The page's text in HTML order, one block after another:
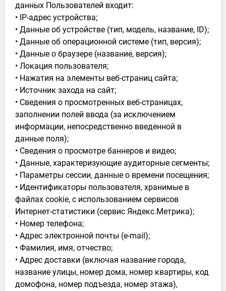
данных Пользователей входит:
• IP-адрес устройства;
• Данные об устройстве (тип, модель, название, ID);
• Данные об операционной системе (тип, версия);
• Данные о браузере (название, версия);
• Локация пользователя;
• Нажатия на элементы веб-страниц сайта;
• Источник захода на сайт;
• Сведения о просмотренных веб-страницах,
заполнении полей ввода (за исключением
информации, непосредственно введенной в
данные поля);
• Сведения о просмотре баннеров и видео;
• Данные, характеризующие аудиторные сегменты;
• Параметры сессии, данные о времени посещения;
• Идентификаторы пользователя, хранимые в
файлах cookie, с использованием сервисов
Интернет-статистики (сервис Яндекс.Метрика);
• Номер телефона;
• Адрес электронной почты (e-mail);
• Фамилия, имя, отчество;
• Адрес доставки (включая название города,
название улицы, номер дома, номер квартиры, код
домофона, номер подъезда, номер этажа),